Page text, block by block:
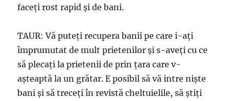
faceţi rost rapid şi de bani.
TAUR: Vă puteţi recupera banii pe care i-aţi
împrumutat de mult prietenilor şi s-aveţi cu ce
să plecaţi la prietenii de prin ţara care v-
aşteaptă la un grătar. E posibil să vă intre nişte
bani şi să treceţi în revistă cheltuielile, să ştiţi